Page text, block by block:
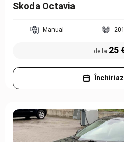
Skoda Octavia
Manual
de la 25